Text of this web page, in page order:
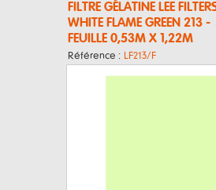
FILTRE GÉLATINE LEE
WHITE FLAME GREEN 213 -
FEUILLE 0,53M X 1,22M
Référence : LF213/F